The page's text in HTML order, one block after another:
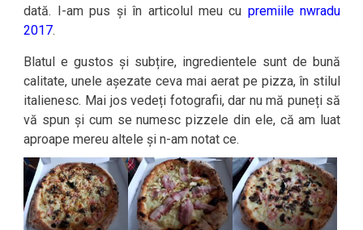
dată. I-am pus și în articolul meu cu premiile nwradu
2017.
Blatul e gustos și subțire, ingredientele sunt de bună
calitate, unele așezate ceva mai aerat pe pizza, în stilul
italienesc. Mai jos vedeți fotografii, dar nu mă puneți să
vă spun și cum se numesc pizzele din ele, că am luat
aproape mereu altele și n-am notat ce.